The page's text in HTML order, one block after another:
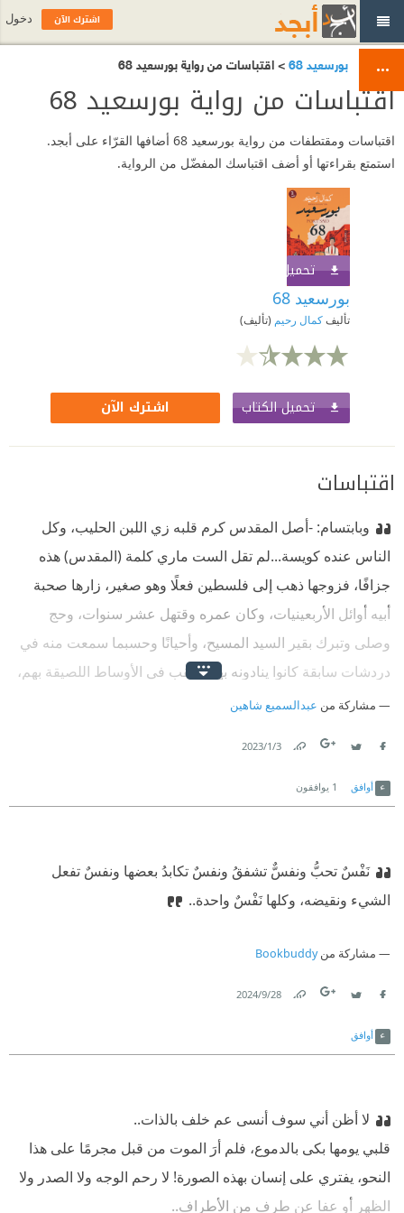
بورسعيد 68 > اقتباسات من رواية بورسعيد 68
اقتباسات من رواية بورسعيد 68
اقتباسات ومقتطفات من رواية بورسعيد 68 أضافها القرّاء على أبجد.
استمتع بقراءتها أو أضف اقتباسك المفضّل من الرواية.
تحميل الكتاب
بورسعيد 68
تأليفكمال رحيم (تأليف)
تحميل الكتاب اشترك الآن
اقتباسات
وبابتسام: -أصل المقدس كرم قلبه زي اللبن الحليب، وكل
الناس عنده كويسة...لم تقل الست ماري كلمة (المقدس) هذه
جزافًا، فزوجها ذهب إلى فلسطين فعلًا وهو صغير، زارها صحبة
أبيه أوائل الأربعينيات، وكان عمره وقتهل عشر سنوات، وحج
وصلى وتبرك بقير السيد المسيح، وأحيانًا وحسبما سمعت منه في
دردشات سابقة كانوا ينادونه بهذا اللقب في الأوساط اللصيقة بهم،
على أية حال ليس هذا موضوعنا والحمد لله أني لم أخاطبه ولا مرة
مشاركة من عبدالسميع شاهين
3‏/1‏/2023
أوافق 1 يوافقون
نَفْسٌ تحبُّ ونفسٌّ تشفقُ ونفسٌ تكابدُ بعضها ونفسٌ تفعل
الشيء ونقيضه، وكلها نَفْسٌ واحدة..
مشاركة منBookbuddy
28‏/9‏/2024
أوافق
لا أظن أني سوف أنسى عم خلف بالذات..
قلبي يومها بكى بالدموع، فلم أرَ الموت من قبل مجرمًا على هذا
النحو، يفتري على إنسان بهذه الصورة! لا رحم الوجه ولا الصدر ولا
الظهر أو عفا عن طرف من الأطراف..
اشترك الآن دخول